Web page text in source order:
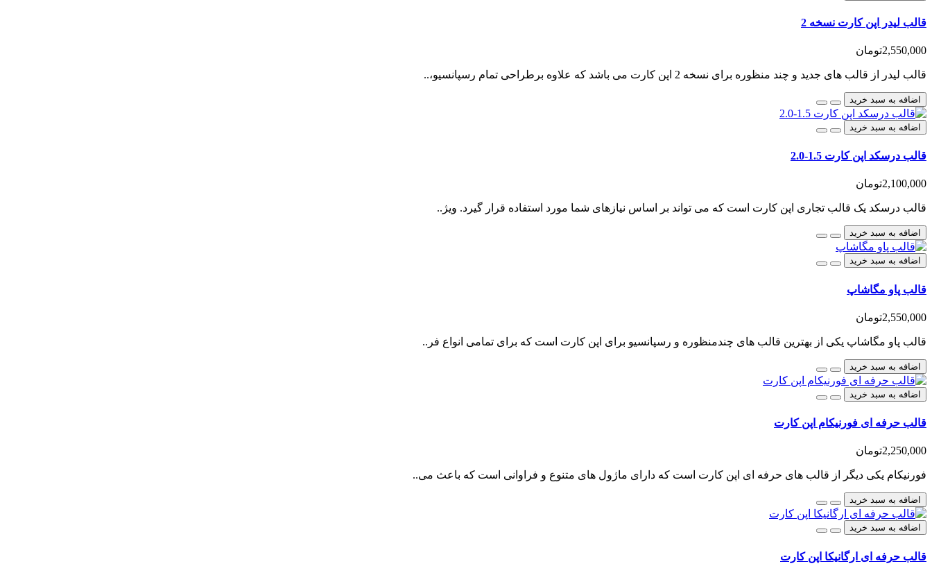
قالب لیدر اپن کارت نسخه 2
2,550,000تومان
قالب لیدر از قالب های جدید و چند منظوره برای نسخه 2 اپن کارت می باشد که علاوه برطراحی تمام رسپانسیو،..
اضافه به سبد خرید
اضافه به سبد خرید
قالب درسکد اپن کارت 1.5-2.0
2,100,000تومان
قالب درسکد یک قالب تجاری اپن کارت است که می تواند بر اساس نیازهای شما مورد استفاده قرار گیرد. ویژ..
اضافه به سبد خرید
اضافه به سبد خرید
قالب پاو مگاشاپ
2,550,000تومان
قالب پاو مگاشاپ یکی از بهترین قالب های چندمنظوره و رسپانسیو برای اپن کارت است که برای تمامی انواع فر..
اضافه به سبد خرید
اضافه به سبد خرید
قالب حرفه ای فورنیکام اپن کارت
2,250,000تومان
فورنیکام یکی دیگر از قالب های حرفه ای اپن کارت است که دارای ماژول های متنوع و فراوانی است که باعث می..
اضافه به سبد خرید
اضافه به سبد خرید
قالب حرفه ای ارگانیکا اپن کارت